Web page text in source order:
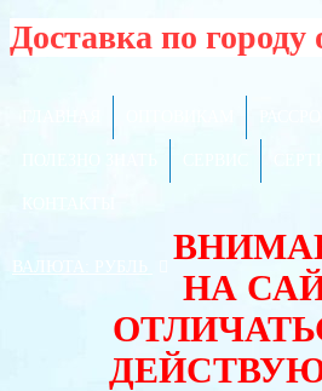
Доставка по городу
ВАЛЮТА:
НА